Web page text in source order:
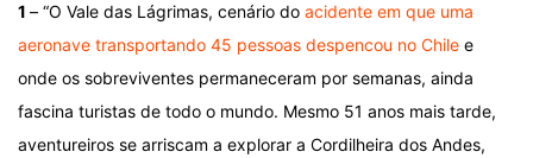
1 – “O Vale das Lágrimas, cenário do acidente em que uma
aeronave transportando 45 pessoas despencou no Chile e
onde os sobreviventes permaneceram por semanas, ainda
fascina turistas de todo o mundo. Mesmo 51 anos mais tarde,
aventureiros se arriscam a explorar a Cordilheira dos Andes,